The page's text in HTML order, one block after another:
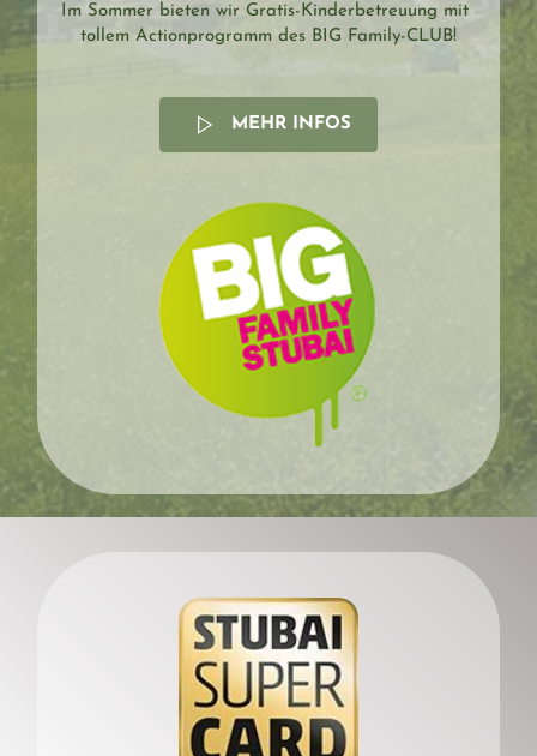
Im Sommer bieten wir Gratis-Kinderbetreuung mit
tollem Actionprogramm des BIG Family-CLUB!
MEHR INFOS